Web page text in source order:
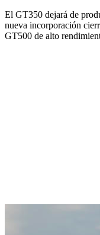
El GT350 dejará de
nueva incorporación
GT500 de alto